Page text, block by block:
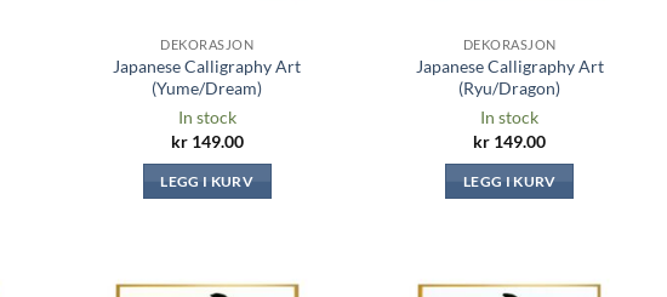
DEKORASJON
Japanese Calligraphy Art
(Yume/Dream)
In stock
kr149.00
LEGG I KURV
DEKORASJON
Japanese Calligraphy Art
(Ryu/Dragon)
In stock
kr 149.00
LEGG I KURV